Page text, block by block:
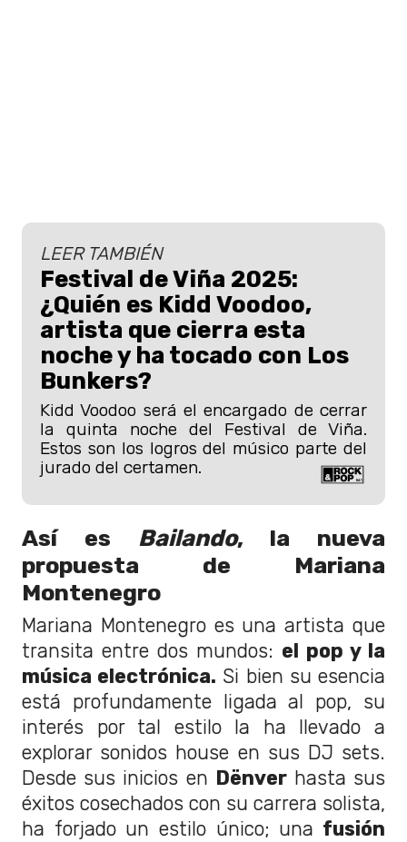
LEER TAMBIÉN
Festival de Viña 2025:
¿Quién es Kidd Voodoo,
artista que cierra esta
noche y ha tocado con Los
Bunkers?
Kidd Voodoo será el encargado de cerrar
la quinta noche del Festival de Viña.
Estos son los logros del músico parte del
jurado del certamen.
Así es Bailando, la nueva
propuesta de Mariana
Montenegro
Mariana Montenegro es una artista que
transita entre dos mundos: el pop y la
música electrónica. Si bien su esencia
está profundamente ligada al pop, su
interés por tal estilo la ha llevado a
explorar sonidos house en sus DJ sets.
Desde sus inicios en Dënverhasta sus
éxitos cosechados con su carrera solista,
ha forjado un estilo único; una fusión